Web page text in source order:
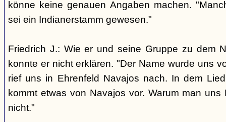
könne keine genauen Angaben machen.
sei ein Indianerstamm gewesen."
Friedrich J.: Wie er und seine Gruppe zu dem
konnte er nicht erklären. "Der Name wurde uns
rief uns in Ehrenfeld Navajos nach. In dem
kommt etwas von Navajos vor. Warum man
nicht."